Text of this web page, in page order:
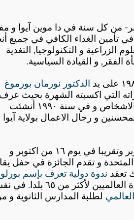
من كل سنة في دا موين آيوا و
.الفقر, و القيادة السياسية
الدكتور نورمان بورموغ
التي اكسبته الشهرة بحيث عرف
و في سنة ١٩٩٠ أنشئت
و رجال الاعمال بولاية آيوا
في يوم ١٦ من اكتوبر و
المتحدة و تقدم الجائزة في حفل
تعقد ندوة دولية تعرف بإسم
من ٦٥ بلدا. في نفس
لطلبة المدارس الثانوية و